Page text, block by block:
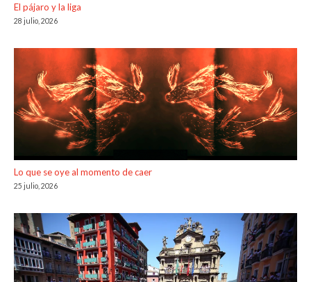
El pájaro y la liga
28 julio, 2026
Lo que se oye al momento de caer
25 julio, 2026